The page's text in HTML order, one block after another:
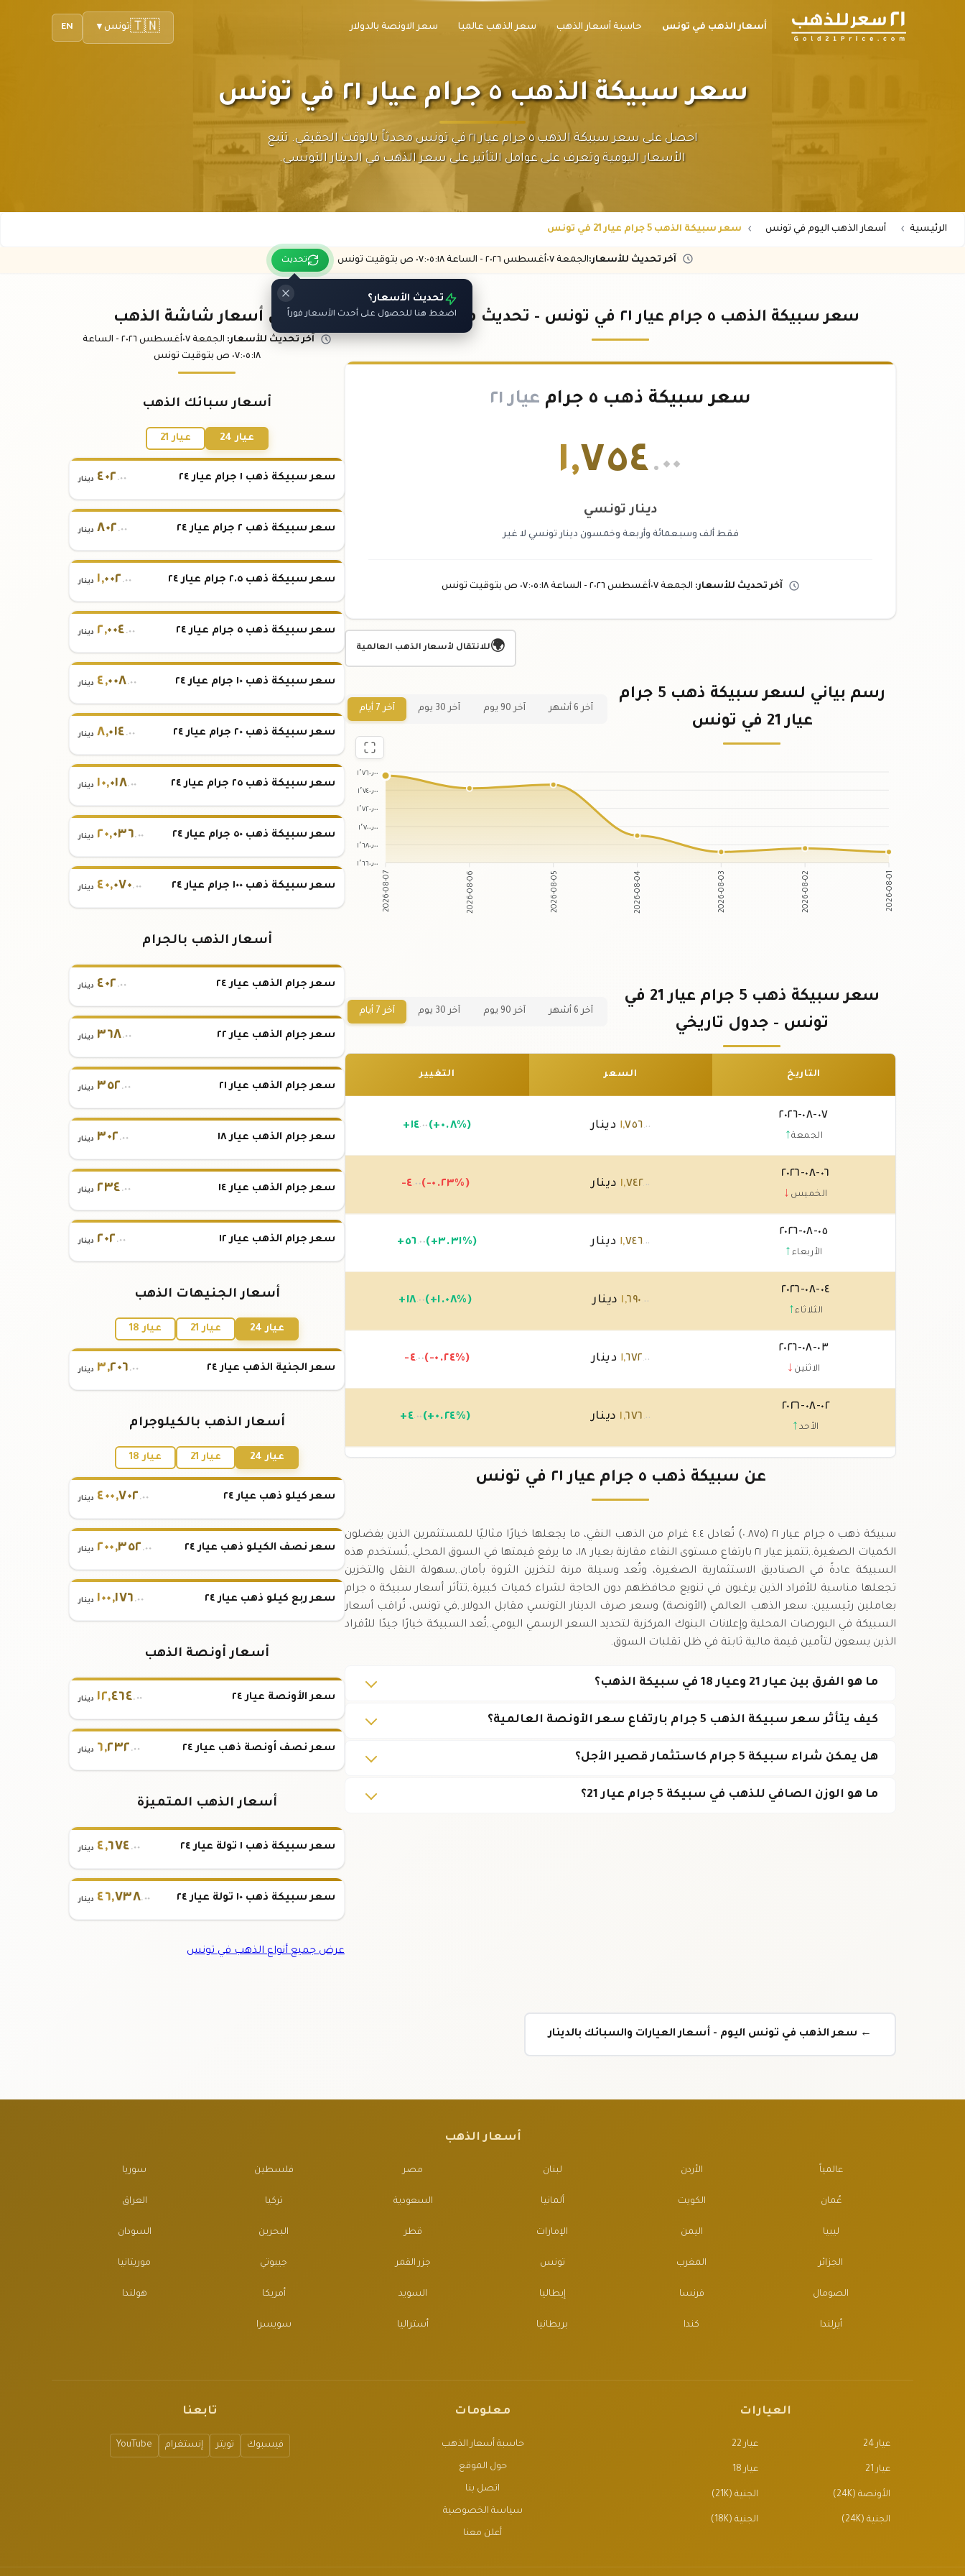
أسعار الذهب في تونس حاسبة أسعار الذهب سعر الذهب عالميا سعر الاونصة بالدولار EN 🇹🇳تونس ▼
سعر سبيكة الذهب ٥ جرام عيار ٢١ في تونس
احصل على سعر سبيكة الذهب ٥ جرام عيار ٢١ في تونس محدثاً بالوقت الحقيقي. تتبع
الأسعار اليومية وتعرف على عوامل التأثير على سعر الذهب في الدينار التونسى.
الرئيسية أسعار الذهب اليوم في تونس سعر سبيكة الذهب 5 جرام عيار 21 في تونس
آخر تحديث للأسعار:الجمعة ٠٧ أغسطس ٢٠٢٦ - الساعة :١٨ ص بتوقيت تونس تحديث
تحديث الأسعار؟
اضغط هنا للحصول على أحدث الأسعار فوراً سعر سبيكة الذهب ٥ جرام عيار ٢١ في تونس - تحديث مباشر (TND)
سعر سبيكة ذهب ٥ جرام عيار ٢١
١,٧٥٤ .٠٠
دينار تونسي
فقط ألف وسبعمائة وأربعة وخمسون دينار تونسي لا غير
آخر تحديث للأسعار: الجمعة ٠٧ أغسطس ٢٠٢٦ - الساعة ٠٧:٠٥:١٨ ص بتوقيت تونس
🌍للانتقال لأسعار الذهب العالمية
رسم بياني لسعر سبيكة ذهب 5 جرام
عيار 21 في تونس
آخر 6 أشهر آخر 90 يوم آخر 30 يوم آخر 7 أيام
١٬٧٦٠٫٠٠
١٬٧٤٠٫٠٠
١٬٧٢٠٫٠٠
١٬٧٠٠٫٠٠
١٬٦٨٠٫٠٠
١٬٦٦٠٫٠٠
2026-08-07 2026-08-06 2026-08-05 2026-08-04 2026-08-03 2026-08-02 2026-08-01
سعر سبيكة ذهب 5 جرام عيار 21 في
تونس - جدول تاريخي
آخر 6 أشهر آخر 90 يوم آخر 30 يوم آخر 7 أيام
التاريخ السعر التغيير
٠٧-٠٨-٢٠٢٦
الجمعة↑
١,٧٥٦.٠٠ دينار +١٤ .٠٠ (+٠.٨%)
٠٦-٠٨-٢٠٢٦
الخميس ↓
١,٧٤٢.٠٠ دينار -٤ .٠٠ (-٠.٢٣%)
٠٥-٠٨-٢٠٢٦
الأربعاء ↑
١,٧٤٦.٠٠ دينار +٥٦ .٠٠ (+٣.٣١%)
٠٤-٠٨-٢٠٢٦
الثلاثاء↑
١,٦٩٠ .٠٠ دينار +١٨ .٠٠ (+١.٠٨%)
٠٣-٠٨-٢٠٢٦
الاثنين ↓
١,٦٧٢.٠٠ دينار -٤ .٠٠ (-٠.٢٤%)
٠٢-٠٨-٢٠٢٦
الأحد ↑
١,٦٧٦ .٠٠ دينار +٤ .٠٠ (+٠.٢٤%)
١,٦٧٢.٠٠ دينار عن سبيكة ذهب ٥ جرام عيار ٢١ في تونس
سبيكة ذهب ٥ جرام عيار ٢١ (٠.٨٧٥) تُعادل ٤.٤ غرام من الذهب النقي، ما يجعلها خيارًا مثاليًا للمستثمرين الذين يفضلون
الكميات الصغيرة.,تتميز عيار ٢١ بارتفاع مستوى النقاء مقارنة بعيار ١٨، ما يرفع قيمتها في السوق المحلي.,تُستخدم هذه
السبيكة عادةً في الصناديق الاستثمارية الصغيرة، وتُعد وسيلة مرنة لتخزين الثروة بأمان.,سهولة النقل والتخزين
تجعلها مناسبة للأفراد الذين يرغبون في تنويع محافظهم دون الحاجة لشراء كميات كبيرة.,تتأثر أسعار سبيكة ٥ جرام
بعاملين رئيسيين: سعر الذهب العالمي (الأونصة) وسعر صرف الدينار التونسي مقابل الدولار.,في تونس، تُراقب أسعار
السبيكة في البورصات المحلية وإعلانات البنوك المركزية لتحديد السعر الرسمي اليومي.,تُعد السبيكة خيارًا جيدًا للأفراد
الذين يسعون لتأمين قيمة مالية ثابتة في ظل تقلبات السوق.
ما هو الفرق بين عيار 21 وعيار 18 في سبيكة الذهب؟
كيف يتأثر سعر سبيكة الذهب 5 جرام بارتفاع سعر الأونصة العالمية؟
هل يمكن شراء سبيكة 5 جرام كاستثمار قصير الأجل؟
ما هو الوزن الصافي للذهب في سبيكة 5 جرام عيار 21؟
باقي أسعار شاشة الذهب
آخر تحديث للأسعار: الجمعة ٠٧ أغسطس ٢٠٢٦ -
الساعة
٠٧:٠٥:١٨ ص بتوقيت تونس
أسعار سبائك الذهب
عيار 24 عيار 21
سعر سبيكة ذهب ١ جرام عيار ٢٤ ٤٠٢ .٠٠ دينار
سعر سبيكة ذهب ٢ جرام عيار ٢٤ ٨٠٢ .٠٠ دينار
سعر سبيكة ذهب ٢.٥ جرام عيار ٢٤ ١,٠٠٢ .٠٠ دينار
سعر سبيكة ذهب ٥ جرام عيار ٢٤ ٢,٠٠٤ .٠٠ دينار
سعر سبيكة ذهب ١٠ جرام عيار ٢٤ ٤,٠٠٨.٠٠ دينار
سعر سبيكة ذهب ٢٠ جرام عيار ٢٤ ٨,٠١٤ .٠٠ دينار
سعر سبيكة ذهب ٢٥ جرام عيار ٢٤ ١٠,٠١٨.٠٠ دينار
سعر سبيكة ذهب ٥٠ جرام عيار ٢٤ ٢٠,٠٣٦.٠٠ دينار
سعر سبيكة ذهب ١٠٠ جرام عيار ٢٤ ٤٠,٠٧٠.٠٠ دينار
أسعار الذهب بالجرام
سعر جرام الذهب عيار ٢٤ ٤٠٢ .٠٠ دينار
سعر جرام الذهب عيار ٢٢ ٣٦٨.٠٠ دينار
سعر جرام الذهب عيار ٢١ ٣٥٢ .٠٠ دينار
سعر جرام الذهب عيار ١٨ ٣٠٢ .٠٠ دينار
سعر جرام الذهب عيار ١٤ ٢٣٤ .٠٠ دينار
سعر جرام الذهب عيار ١٢ ٢٠٢ .٠٠ دينار
أسعار الجنيهات الذهب
عيار 24 عيار 21 عيار 18
سعر الجنية الذهب عيار ٢٤ ٣,٢٠٦ .٠٠ دينار
أسعار الذهب بالكيلوجرام
عيار 24 عيار 21 عيار 18
سعر كيلو ذهب عيار ٢٤ ٤٠٠,٧٠٢ .٠٠ دينار
سعر نصف الكيلو ذهب عيار ٢٤ ٢٠٠,٣٥٢ .٠٠ دينار
سعر ربع كيلو ذهب عيار ٢٤ ١٠٠,١٧٦ .٠٠ دينار
أسعار أونصة الذهب
سعر الأونصة عيار ٢٤ ١٢,٤٦٤.٠٠ دينار
سعر نصف أونصة ذهب عيار ٢٤ ٦,٢٣٢ .٠٠ دينار
أسعار الذهب المتميزة
سعر سبيكة ذهب ١ تولة عيار ٢٤ ٤,٦٧٤ .٠٠ دينار
سعر سبيكة ذهب ١٠ تولة عيار ٢٤ ٤٦,٧٣٨.٠٠ دينار
عرض جميع أنواع الذهب في تونس
← سعر الذهب في تونس اليوم - أسعار العيارات والسبائك بالدينار
أسعار الذهب
عالمياً الأردن لبنان مصر فلسطين سوريا
عُمان الكويت ألمانيا السعودية تركيا العراق
ليبيا اليمن الإمارات قطر البحرين السودان
الجزائر المغرب تونس جزر القمر جيبوتي موريتانيا
الصومال فرنسا إيطاليا السويد أمريكا هولندا
أيرلندا كندا بريطانيا أستراليا سويسرا
العيارات
عيار 24 عيار 22
عيار 21 عيار 18
الأونصة (24K) الجنية (21K)
الجنية (24K) الجنية (18K)
معلومات
حاسبة أسعار الذهب
حول الموقع
اتصل بنا
سياسة الخصوصية
أعلن معنا
تابعنا
فيسبوك تويتر إنستغرام YouTube